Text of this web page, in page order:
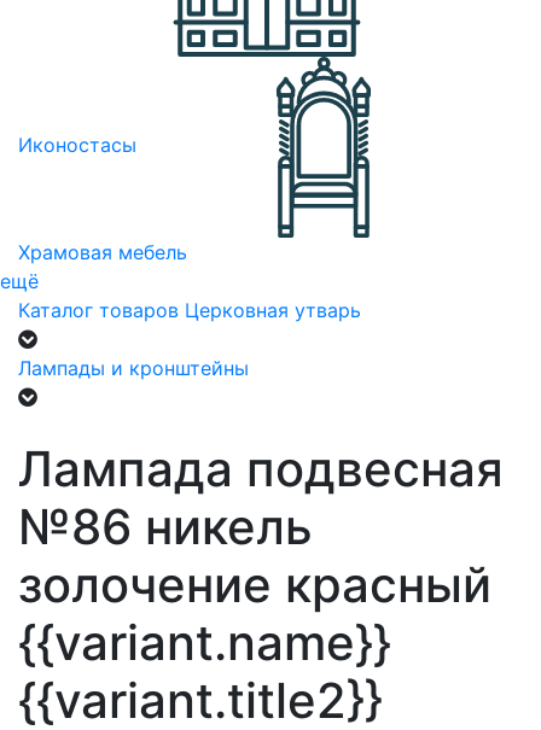
Иконостасы
Храмовая мебель
ещё
Каталог товаров Церковная утварь
Лампады и кронштейны
Лампада подвесная
№86 никель
золочение красный
{{variant.name}}
{{variant.title2}}